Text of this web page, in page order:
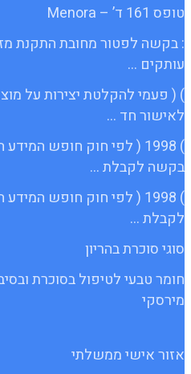
טופס 161 ד’ – Menora
עותקים …
) ( פעמי להקלטת יצירות על
לאישור חד …
בקשה לקבלת …
) 1998 ( לפי חוק חופש
לקבלת …
סוגי סוכרת בהריון
חומר טבעי לטיפול בסוכרת
מירסקי
אזור אישי ממשלתי